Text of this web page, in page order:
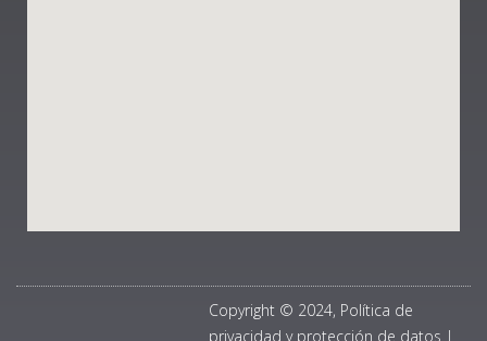
Copyright © 2024, Política de
privacidad y protección de datos |